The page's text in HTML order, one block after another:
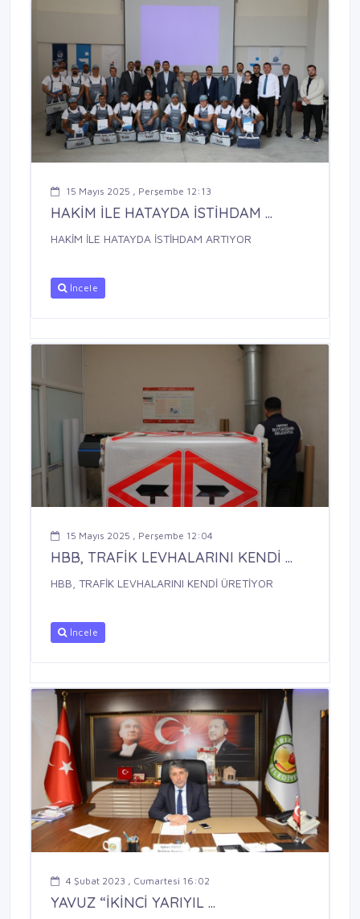
15 Mayıs 2025 , Perşembe 12:13
HAKİM İLE HATAYDA İSTİHDAM ...
HAKİM İLE HATAYDA İSTİHDAM ARTIYOR
İncele
15 Mayıs 2025 , Perşembe 12:04
HBB, TRAFİK LEVHALARINI KENDİ ...
HBB, TRAFİK LEVHALARINI KENDİ ÜRETİYOR
İncele
4 Şubat 2023 , Cumartesi 16:02
YAVUZ “İKİNCİ YARIYIL ...